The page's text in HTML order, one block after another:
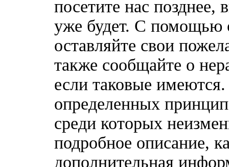
посетите нас позднее,
уже будет. С помощью
оставляйте свои
также сообщайте о
если таковые
определенных
среди которых
подробное описание,
дополнительная